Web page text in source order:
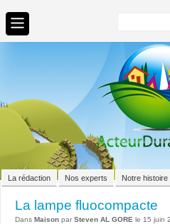
La rédaction Nos experts Notre histoire
La lampe fluocompacte
Dans Maison par Steven AL GORE le 15 juin